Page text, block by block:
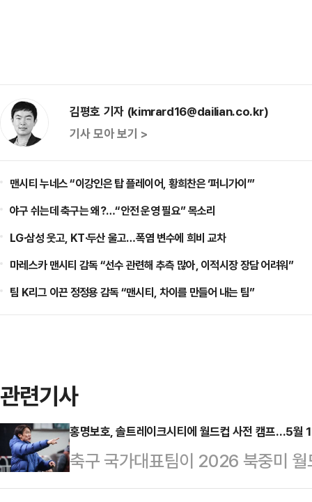
김평호 기자 (kimrard16@dailian.co.kr)
기사 모아 보기 >
맨시티 누네스 “이강인은 탑 플레이어, 황희찬은 ‘퍼니가이’”
야구 쉬는데 축구는 왜?…“안전 운영 필요” 목소리
LG·삼성 웃고, KT·두산 울고…폭염 변수에 희비 교차
마레스카 맨시티 감독 “선수 관련해 추측 많아, 이적시장 장담 어려워”
팀 K리그 이끈 정정용 감독 “맨시티, 차이를 만들어 내는 팀”
관련기사
홍명보호, 솔트레이크시티에 월드컵 사전 캠프…5월
축구 국가대표팀이 2026 북중미
컵을 위한 구체적 로드맵을 확정했